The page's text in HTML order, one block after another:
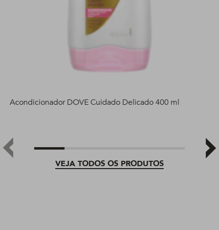
VEJA TODOS OS PRODUTOS
Acondicionador DOVE Cuidado Delicado 400 ml